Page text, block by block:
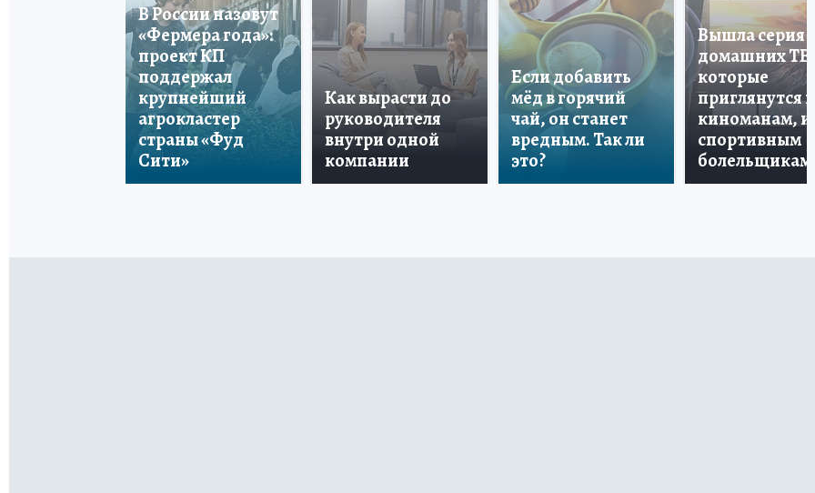
В России назовут
«Фермера года»:
проект КП
поддержал
крупнейший
агрокластер
страны «Фуд
Сити»
Как вырасти до
руководителя
внутри одной
компании
Если добавить
мёд в горячий
чай, он станет
вредным. Так ли
это?
Вышла серия
домашних ТВ,
которые
приглянутся и
киноманам, и
спортивным
болельщикам